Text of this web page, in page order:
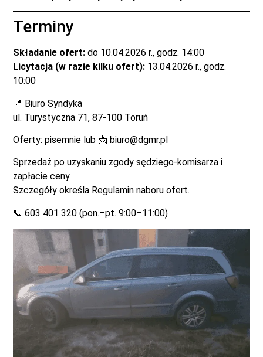
Terminy
Składanie ofert: do 10.04.2026 r., godz. 14:00
Licytacja (w razie kilku ofert): 13.04.2026 r., godz.
10:00
📍 Biuro Syndyka
ul. Turystyczna 71, 87-100 Toruń
Oferty: pisemnie lub 📩biuro@dgmr.pl
Sprzedaż po uzyskaniu zgody sędziego-komisarza i
zapłacie ceny.
Szczegóły określa Regulamin naboru ofert.
📞 603 401 320 (pon.–pt. 9:00–11:00)